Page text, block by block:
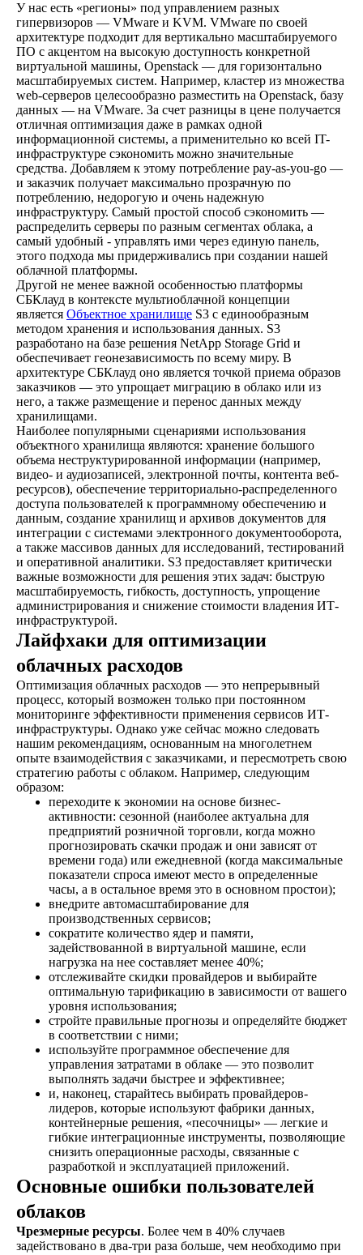
У нас есть «регионы» под управлением разных
гипервизоров — VMware и KVM. VMware по своей
архитектуре подходит для вертикально масштабируемого
ПО с акцентом на высокую доступность конкретной
виртуальной машины, Openstack — для горизонтально
масштабируемых систем. Например, кластер из множества
web-серверов целесообразно разместить на Openstack, базу
данных — на VMware. За счет разницы в цене получается
отличная оптимизация даже в рамках одной
информационной системы, а применительно ко всей IT-
инфраструктуре сэкономить можно значительные
средства. Добавляем к этому потребление pay-as-you-go —
и заказчик получает максимально прозрачную по
потреблению, недорогую и очень надежную
инфраструктуру. Самый простой способ сэкономить —
распределить серверы по разным сегментах облака, а
самый удобный - управлять ими через единую панель,
этого подхода мы придерживались при создании нашей
облачной платформы.
Другой не менее важной особенностью платформы
СБКлауд в контексте мультиоблачной концепции
является Объектное хранилище S3 c единообразным
методом хранения и использования данных. S3
разработано на базе решения NetApp Storage Grid и
обеспечивает геонезависимость по всему миру. В
архитектуре СБКлауд оно является точкой приема образов
заказчиков — это упрощает миграцию в облако или из
него, а также размещение и перенос данных между
хранилищами.
Наиболее популярными сценариями использования
объектного хранилища являются: хранение большого
объема неструктурированной информации (например,
видео- и аудиозаписей, электронной почты, контента веб-
ресурсов), обеспечение территориально-распределенного
доступа пользователей к программному обеспечению и
данным, создание хранилищ и архивов документов для
интеграции с системами электронного документооборота,
а также массивов данных для исследований, тестирований
и оперативной аналитики. S3 предоставляет критически
важные возможности для решения этих задач: быструю
масштабируемость, гибкость, доступность, упрощение
администрирования и снижение стоимости владения ИТ-
инфраструктурой.
Лайфхаки для оптимизации
облачных расходов
Оптимизация облачных расходов — это непрерывный
процесс, который возможен только при постоянном
мониторинге эффективности применения сервисов ИТ-
инфраструктуры. Однако уже сейчас можно следовать
нашим рекомендациям, основанным на многолетнем
опыте взаимодействия с заказчиками, и пересмотреть свою
стратегию работы с облаком. Например, следующим
образом:
переходите к экономии на основе бизнес-
активности: сезонной (наиболее актуальна для
предприятий розничной торговли, когда можно
прогнозировать скачки продаж и они зависят от
времени года) или ежедневной (когда максимальные
показатели спроса имеют место в определенные
часы, а в остальное время это в основном простои);
внедрите автомасштабирование для
производственных сервисов;
сократите количество ядер и памяти,
задействованной в виртуальной машине, если
нагрузка на нее составляет менее 40%;
отслеживайте скидки провайдеров и выбирайте
оптимальную тарификацию в зависимости от вашего
уровня использования;
стройте правильные прогнозы и определяйте бюджет
в соответствии с ними;
используйте программное обеспечение для
управления затратами в облаке — это позволит
выполнять задачи быстрее и эффективнее;
и, наконец, старайтесь выбирать провайдеров-
лидеров, которые используют фабрики данных,
контейнерные решения, «песочницы» — легкие и
гибкие интеграционные инструменты, позволяющие
снизить операционные расходы, связанные с
разработкой и эксплуатацией приложений.
Основные ошибки пользователей
облаков
Чрезмерные ресурсы. Более чем в 40% случаев
задействовано в два-три раза больше, чем необходимо при